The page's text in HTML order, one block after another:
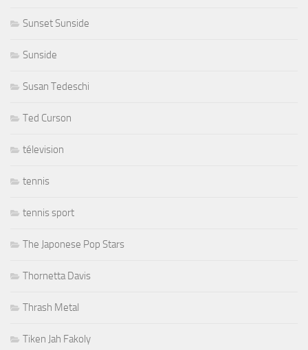
Sunset Sunside
Sunside
Susan Tedeschi
Ted Curson
télevision
tennis
tennis sport
The Japonese Pop Stars
Thornetta Davis
Thrash Metal
Tiken Jah Fakoly